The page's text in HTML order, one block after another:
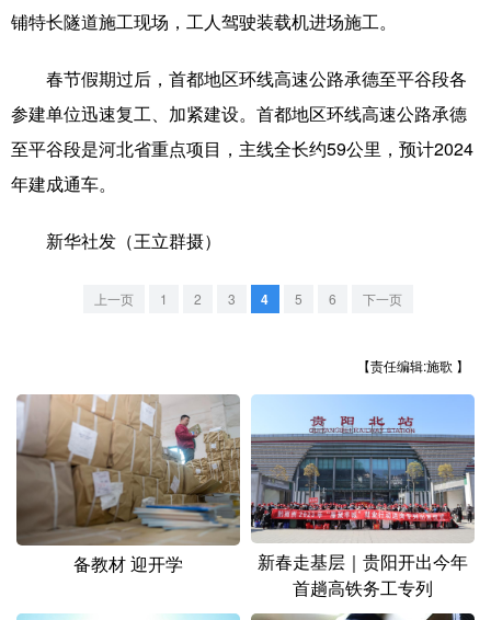
彩票 娱乐 时尚
文化产业
地方频道
北京 天津
湖南
广东 广西 海南 重庆
四川 贵州 云南 西藏
陕西 甘肃 青海 宁夏
新疆 内蒙古 黑龙江
铺特长隧道施工现场，工人驾驶装载机进场施工。
春节假期过后，首都地区环线高速公路承德至平谷段各
参建单位迅速复工、加紧建设。首都地区环线高速公路承德
至平谷段是河北省重点项目，主线全长约59公里，预计2024
年建成通车。
新华社发（王立群摄）
上一页 1 2 3 4 5 6 下一页
【责任编辑:施歌 】
备教材 迎开学
新春走基层｜贵阳开出今年
首趟高铁务工专列